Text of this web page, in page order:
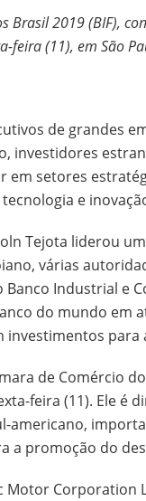
Brasil 2019 (BIF),
feira (11), em São
de grandes
investidores
em setores
e
Tejota liderou
várias
Industrial e
do mundo em
investimentos
de Comércio
feira (11). Ele é
americano,
a promoção do
Motor